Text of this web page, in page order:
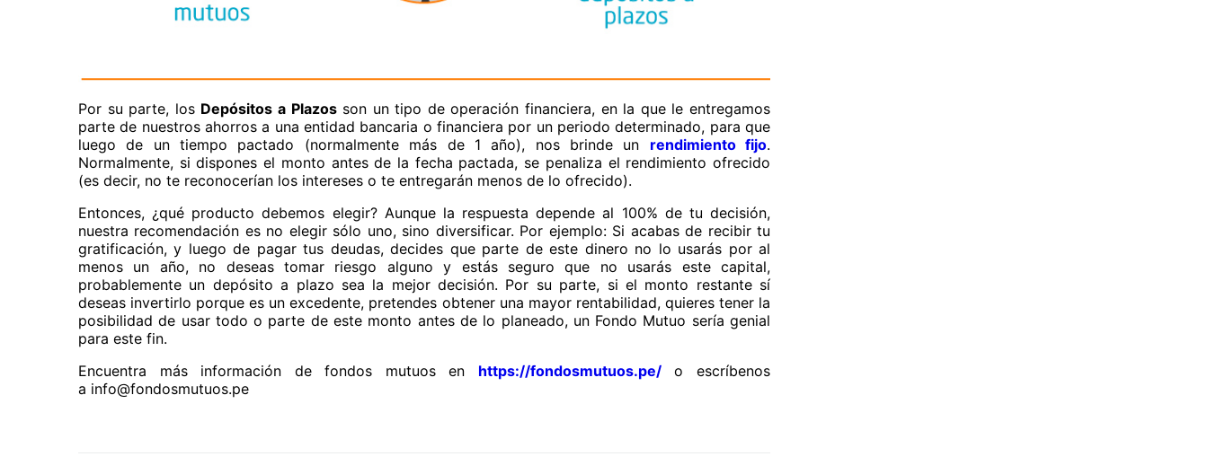
Por su parte, los Depósitos a Plazosson un tipo de operación financiera, en la que le entregamos
parte de nuestros ahorros a una entidad bancaria o financiera por un periodo determinado, para que
luego de un tiempo pactado (normalmente más de 1 año), nos brinde un rendimiento fijo.
Normalmente, si dispones el monto antes de la fecha pactada, se penaliza el rendimiento ofrecido
(es decir, no te reconocerían los intereses o te entregarán menos de lo ofrecido).
Entonces, ¿qué producto debemos elegir? Aunque la respuesta depende al 100% de tu decisión,
nuestra recomendación es no elegir sólo uno, sino diversificar. Por ejemplo: Si acabas de recibir tu
gratificación, y luego de pagar tus deudas, decides que parte de este dinero no lo usarás por al
menos un año, no deseas tomar riesgo alguno y estás seguro que no usarás este capital,
probablemente un depósito a plazo sea la mejor decisión. Por su parte, si el monto restante sí
deseas invertirlo porque es un excedente, pretendes obtener una mayor rentabilidad, quieres tener la
posibilidad de usar todo o parte de este monto antes de lo planeado, un Fondo Mutuo sería genial
para este fin.
Encuentra más información de fondos mutuos en https://fondosmutuos.pe/o escríbenos
a info@fondosmutuos.pe